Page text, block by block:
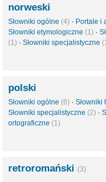
norweski
Słowniki ogólne (4) · Portale i
Słowniki etymologiczne (1) ·
(1) · Słowniki specjalistyczne
polski
Słowniki ogólne (6) · Słowniki
Słowniki specjalistyczne (2) ·
ortograficzne (1)
retroromański (3)